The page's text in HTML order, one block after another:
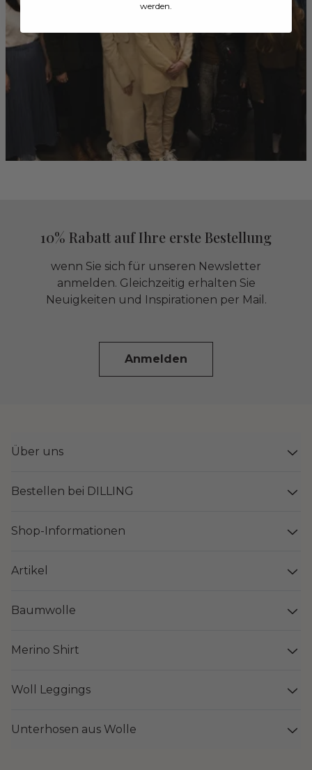
10% Rabatt auf Ihre erste Bestellung
wenn Sie sich für unseren Newsletter
anmelden. Gleichzeitig erhalten Sie
Neuigkeiten und Inspirationen per Mail.
Anmelden
Über uns
Bestellen bei DILLING
Shop-Informationen
Artikel
Baumwolle
Merino Shirt
Woll Leggings
Unterhosen aus Wolle
werden.